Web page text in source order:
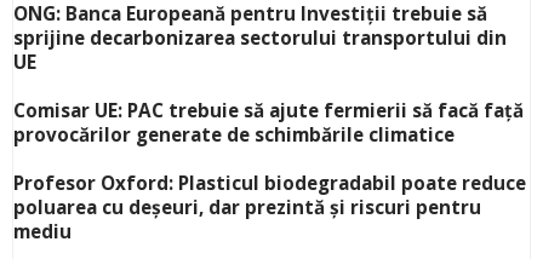
ONG: Banca Europeană pentru Investiții trebuie să
sprijine decarbonizarea sectorului transportului din
UE
Comisar UE: PAC trebuie să ajute fermierii să facă față
provocărilor generate de schimbările climatice
Profesor Oxford: Plasticul biodegradabil poate reduce
poluarea cu deșeuri, dar prezintă și riscuri pentru
mediu